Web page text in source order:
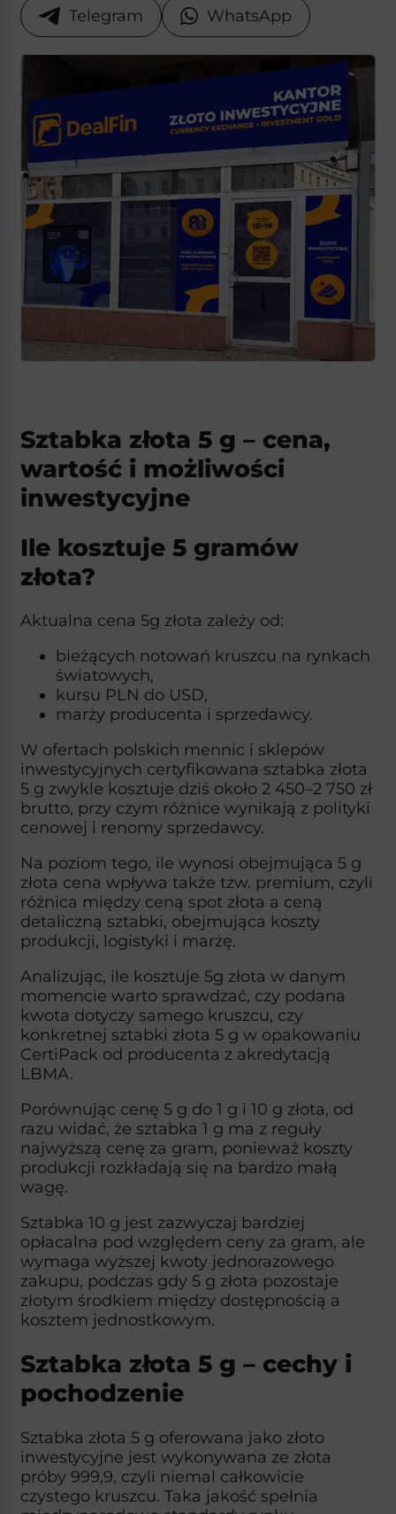
Telegram WhatsApp
Sztabka złota 5 g – cena,
wartość i możliwości
inwestycyjne
Ile kosztuje 5 gramów
złota?
Aktualna cena 5g złota zależy od:
bieżących notowań kruszcu na rynkach
światowych,
kursu PLN do USD,
marży producenta i sprzedawcy.
W ofertach polskich mennic i sklepów
inwestycyjnych certyfikowana sztabka złota
5 g zwykle kosztuje dziś około 2 450–2 750 zł
brutto, przy czym różnice wynikają z polityki
cenowej i renomy sprzedawcy.​
Na poziom tego, ile wynosi obejmująca 5 g
złota cena wpływa także tzw. premium, czyli
różnica między ceną spot złota a ceną
detaliczną sztabki, obejmująca koszty
produkcji, logistyki i marżę.
Analizując, ile kosztuje 5g złota w danym
momencie warto sprawdzać, czy podana
kwota dotyczy samego kruszcu, czy
konkretnej sztabki złota 5 g w opakowaniu
CertiPack od producenta z akredytacją
LBMA.​
Porównując cenę 5 g do 1 g i 10 g złota, od
razu widać, że sztabka 1 g ma z reguły
najwyższą cenę za gram, ponieważ koszty
produkcji rozkładają się na bardzo małą
wagę.
Sztabka 10 g jest zazwyczaj bardziej
opłacalna pod względem ceny za gram, ale
wymaga wyższej kwoty jednorazowego
zakupu, podczas gdy 5 g złota pozostaje
złotym środkiem między dostępnością a
kosztem jednostkowym.​
Sztabka złota 5 g – cechy i
pochodzenie
Sztabka złota 5 g oferowana jako złoto
inwestycyjne jest wykonywana ze złota
próby 999,9, czyli niemal całkowicie
czystego kruszcu. Taka jakość spełnia